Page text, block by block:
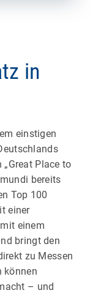
in
einstigen
Place to
bereits
Top 100
einer
einem
bringt den
zu Messen
können
– und